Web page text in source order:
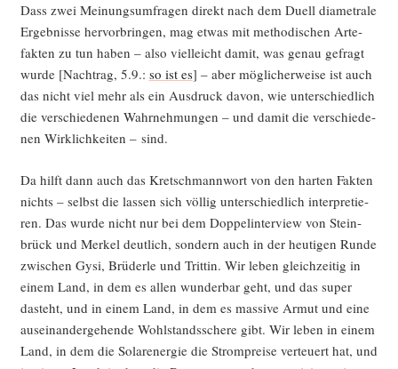
Dass zwei Mei­nungs­um­fra­gen direkt nach dem Duell dia­me­tra­le
Ergeb­nis­se her­vor­brin­gen, mag etwas mit metho­di­schen Arte­
fak­ten zu tun haben – also viel­leicht damit, was genau gefragt
wur­de [Nach­trag, 5.9.: so ist es] – aber mög­li­cher­wei­se ist auch
das nicht viel mehr als ein Aus­druck davon, wie unter­schied­lich
die ver­schie­de­nen Wahr­neh­mun­gen – und damit die ver­schie­de­
nen Wirk­lich­kei­ten – sind.
Da hilft dann auch das Kret­sch­mann­wort von den har­ten Fak­ten
nichts – selbst die las­sen sich völ­lig unter­schied­lich inter­pre­tie­
ren. Das wur­de nicht nur bei dem Dop­pel­in­ter­view von Stein­
brück und Mer­kel deut­lich, son­dern auch in der heu­ti­gen Run­de
zwi­schen Gysi, Brü­der­le und Trit­tin. Wir leben gleich­zei­tig in
einem Land, in dem es allen wun­der­bar geht, und das super
dasteht, und in einem Land, in dem es mas­si­ve Armut und eine
aus­ein­an­der­ge­hen­de Wohl­stands­sche­re gibt. Wir leben in einem
Land, in dem die Solar­ener­gie die Strom­prei­se ver­teu­ert hat, und